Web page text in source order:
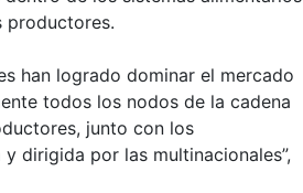
productores.
han logrado dominar el mercado
todos los nodos de la cadena
junto con los
dirigida por las multinacionales”,